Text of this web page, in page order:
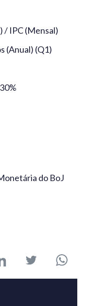
/ IPC (Mensal)
(Anual) (Q1)
do BoJ